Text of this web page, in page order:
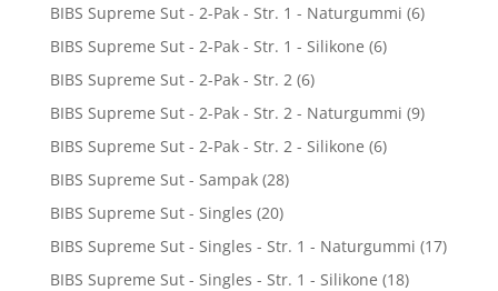
BIBS Supreme Sut - 2-Pak - Str. 1 - Naturgummi (6)
BIBS Supreme Sut - 2-Pak - Str. 1 - Silikone (6)
BIBS Supreme Sut - 2-Pak - Str. 2 (6)
BIBS Supreme Sut - 2-Pak - Str. 2 - Naturgummi (9)
BIBS Supreme Sut - 2-Pak - Str. 2 - Silikone (6)
BIBS Supreme Sut - Sampak (28)
BIBS Supreme Sut - Singles (20)
BIBS Supreme Sut - Singles - Str. 1 - Naturgummi (17)
BIBS Supreme Sut - Singles - Str. 1 - Silikone (18)